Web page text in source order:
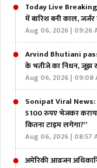
Today Live
में बारिश बनी काल,
Aug 06, 2026 | 09:26
Arvind Bhutiani
के भतीजे का निधन, जूझ
Aug 06, 2026 | 09:08
Sonipat Viral News:
5100 रुपए भेजकर
कितना टाइम लगेगा?”
Aug 06, 2026 | 08:57
अमेरिकी आव्रजन